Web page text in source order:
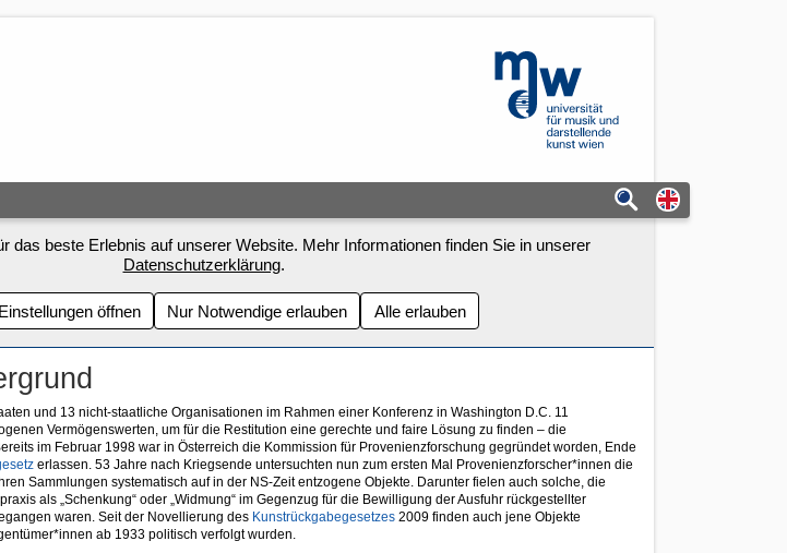
mdw - Homepage
Switch to
das beste Erlebnis auf unserer Website. Mehr Informationen finden Sie in unserer
Datenschutzerklärung.
öffnen Nur Notwendige erlauben Alle erlauben
und 13 nicht-staatliche Organisationen im Rahmen einer Konferenz in Washington D.C. 11
Vermögenswerten, um für die Restitution eine gerechte und faire Lösung zu finden – die
im Februar 1998 war in Österreich die Kommission für Provenienzforschung gegründet worden, Ende
erlassen. 53 Jahre nach Kriegsende untersuchten nun zum ersten Mal Provenienzforscher*innen die
Sammlungen systematisch auf in der NS-Zeit entzogene Objekte. Darunter fielen auch solche, die
als „Schenkung“ oder „Widmung“ im Gegenzug für die Bewilligung der Ausfuhr rückgestellter
waren. Seit der Novellierung des Kunstrückgabegesetzes 2009 finden auch jene Objekte
ab 1933 politisch verfolgt wurden.